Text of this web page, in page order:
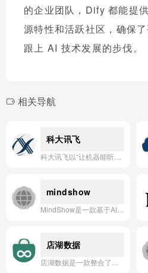
的企业团队，Dify 都能提
源特性和活跃社区，确保
跟上 AI 技术发展的步伐。
相关导航
科大讯飞
mindshow
店湖数据